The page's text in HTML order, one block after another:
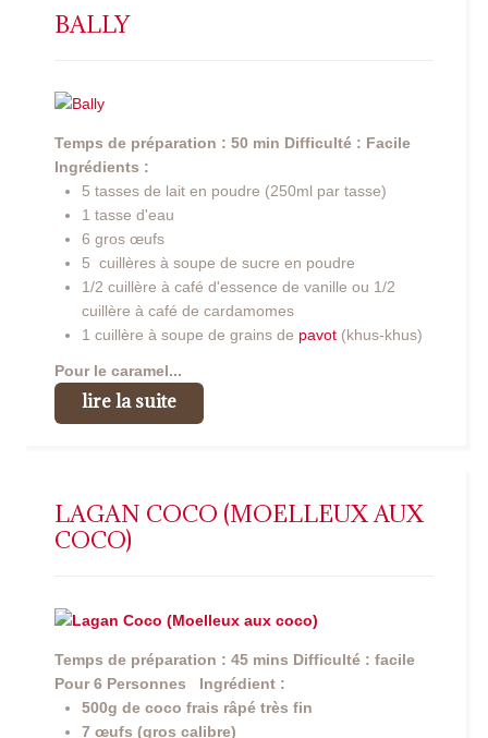
BALLY
Temps de préparation : 50 min Difficulté : Facile
Ingrédients :
5 tasses de lait en poudre (250ml par tasse)
1 tasse d'eau
6 gros œufs
5 cuillères à soupe de sucre en poudre
1/2 cuillère à café d'essence de vanille ou 1/2
cuillère à café de cardamomes
1 cuillère à soupe de grains de pavot (khus-khus)
Pour le caramel...
lire la suite
LAGAN COCO (MOELLEUX AUX
COCO)
Temps de préparation : 45 mins Difficulté : facile
Pour 6 Personnes
Ingrédient :
500g de coco frais râpé très fin
7 œufs (gros calibre)